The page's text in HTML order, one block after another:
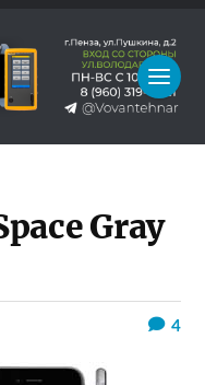
Gray
4